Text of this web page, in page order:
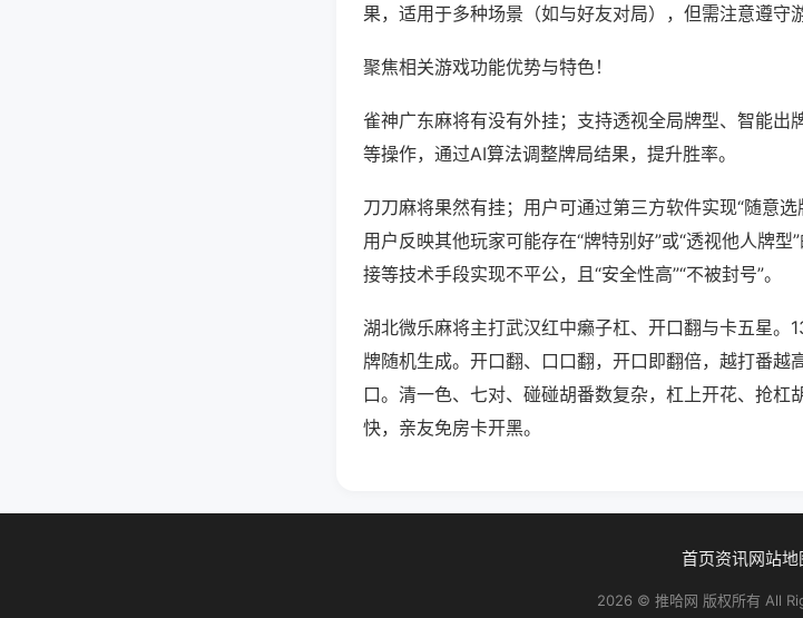
果，适用于多种场景（如与好友对局），但需注意遵守
聚焦相关游戏功能优势与特色！
雀神广东麻将有没有外挂；支持透视全局牌型、智能出
等操作，通过AI算法调整牌局结果，提升胜率。
刀刀麻将果然有挂；用户可通过第三方软件实现“随意选
用户反映其他玩家可能存在“牌特别好”或“透视他人牌
接等技术手段实现不平公，且“安全性高”“不被封号”。
湖北微乐麻将主打武汉红中癞子杠、开口翻与卡五星。
牌随机生成。开口翻、口口翻，开口即翻倍，越打番越
口。清一色、七对、碰碰胡番数复杂，杠上开花、抢
快，亲友免房卡开黑。
首页资讯网站地
2026 © 推哈网 版权所有 All